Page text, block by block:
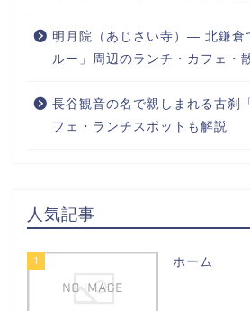
明月院（あじさい寺）― 北鎌倉
ルー」周辺のランチ・カフェ・
長谷観音の名で親しまれる古刹
フェ・ランチスポットも解説
人気記事
1 ホーム